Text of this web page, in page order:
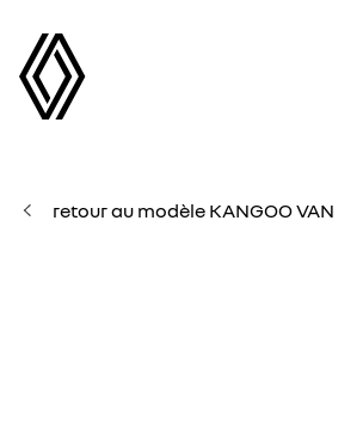
retour au modèle KANGOO VAN